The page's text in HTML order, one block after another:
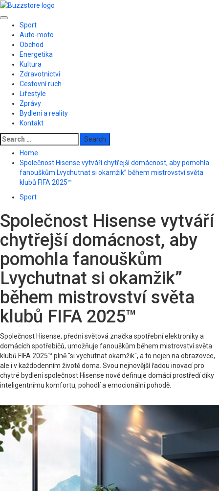
Skip
content
Primary
Menu
Sport
Auto-moto
Obchod
Energetika
Kultura
Zdravotnictví
Cestovní ruch
Lifestyle
Zprávy
Bydlení a reality
Kontakt
Search
for:
Home
Společnost Hisense vytváří chytřejší domácnost, aby pomohla
fanouškům Lvychutnat si okamžik” během mistrovství světa
klubů FIFA 2025™
Sport
Společnost Hisense vytváří
chytřejší domácnost, aby
pomohla fanouškům
Lvychutnat si okamžik”
během mistrovství světa
klubů FIFA 2025™
Společnost Hisense, přední světová značka spotřební elektroniky a
domácích spotřebičů, umožňuje fanouškům během mistrovství světa
klubů FIFA 2025™ plně "si vychutnat okamžik", a to nejen na obrazovce,
ale i v každodenním životě doma. Svou nejnovější řadou inovací pro
chytré bydlení společnost Hisense nově definuje domácí prostředí díky
inteligentnímu komfortu, pohodlí a emocionální pohodě.